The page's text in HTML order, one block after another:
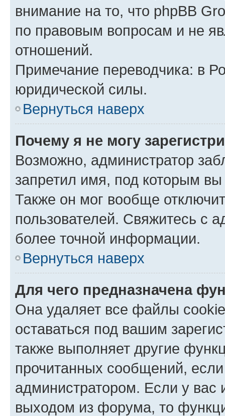
внимание на то, что phpBB
по правовым вопросам и не
отношений.
Примечание переводчика: в
юридической силы.
Вернуться наверх
Почему я не могу
Возможно, администратор
запретил имя, под которым вы
Также он мог вообще
пользователей. Свяжитесь с
более точной информации.
Вернуться наверх
Для чего предназначена
Она удаляет все файлы
оставаться под вашим
также выполняет другие
прочитанных сообщений,
администратором. Если у
выходом из форума, то